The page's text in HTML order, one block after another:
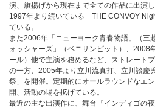
演、旗揚げから現在まで全ての作品に出演
1997年より続いている「THE CONVOY
ている。
また2006年「ニューヨーク青春物語」（三
ォッシャーズ」（ベニサンピット）、2008
ール）他で主演を務めるなど、ストレート
の一方、2005年より立川流真打、立川談慶
祭」を開催。定期的にオールラウンドなエ
開、活動の場を拡げている。
最近の主な出演作に、舞台『インディゴの